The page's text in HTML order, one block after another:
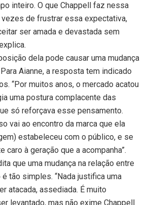
inteiro. O que Chappell faz nessa
de frustrar essa expectativa,
ser amada e devastada sem
dela pode causar uma mudança
Aianne, a resposta tem indicado
“Por muitos anos, o mercado acatou
uma postura complacente das
só reforçava esse pensamento.
vai ao encontro da marca que ela
estabeleceu com o público, e se
caro à geração que a acompanha”.
que uma mudança na relação entre
tão simples. “Nada justifica uma
atacada, assediada. É muito
levantado, mas não exime Chappell